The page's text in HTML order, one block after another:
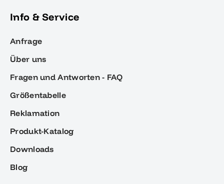
Info & Service
Anfrage
Über uns
Fragen und Antworten - FAQ
Größentabelle
Reklamation
Produkt-Katalog
Downloads
Blog